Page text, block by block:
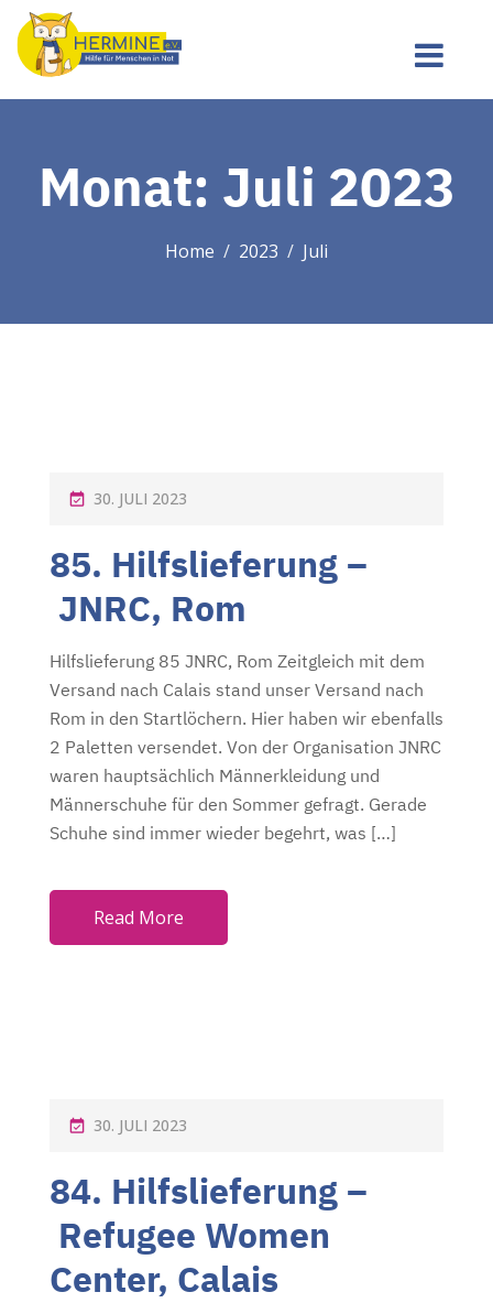
Monat: Juli 2023
Home 2023 Juli
P
S
E
D
O
N
30. JULI 2023
85. Hilfslieferung –
JNRC, Rom
Hilfslieferung 85 JNRC, Rom Zeitgleich mit dem
Versand nach Calais stand unser Versand nach
Rom in den Startlöchern. Hier haben wir ebenfalls
2 Paletten versendet. Von der Organisation JNRC
waren hauptsächlich Männerkleidung und
Männerschuhe für den Sommer gefragt. Gerade
Schuhe sind immer wieder begehrt, was […]
Read More
P
E
D
30. JULI 2023
84. Hilfslieferung –
Refugee Women
Center, Calais